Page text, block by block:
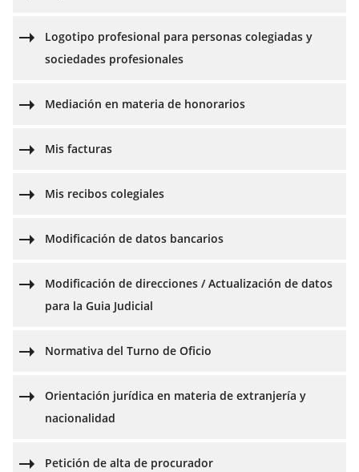
Logotipo profesional para personas colegiadas y
sociedades profesionales
Mediación en materia de honorarios
Mis facturas
Mis recibos colegiales
Modificación de datos bancarios
Modificación de direcciones / Actualización de datos
para la Guia Judicial
Normativa del Turno de Oficio
Orientación jurídica en materia de extranjería y
nacionalidad
Petición de alta de procurador